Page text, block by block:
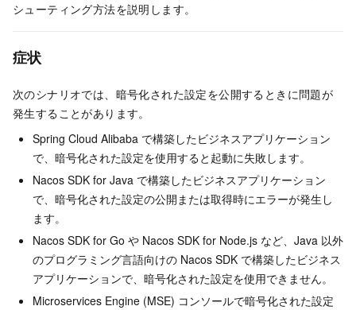
シューティング方法を説明します。
症状
次のシナリオでは、暗号化された設定を公開するときに問題が
発生することがあります。
Spring Cloud Alibaba で構築したビジネスアプリケーション
で、暗号化された設定を使用すると起動に失敗します。
Nacos SDK for Java で構築したビジネスアプリケーション
で、暗号化された設定の公開または取得時にエラーが発生し
ます。
Nacos SDK for Go や Nacos SDK for Node.js など、Java 以外
のプログラミング言語向けの Nacos SDK で構築したビジネス
アプリケーションで、暗号化された設定を使用できません。
Microservices Engine (MSE) コンソールで暗号化された設定